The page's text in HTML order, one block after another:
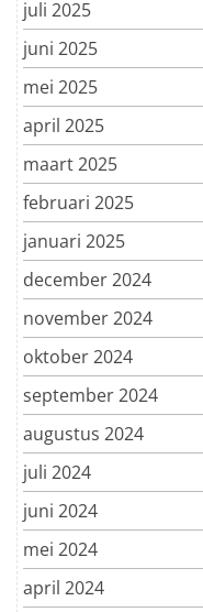
juli 2025
juni 2025
mei 2025
april 2025
maart 2025
februari 2025
januari 2025
december 2024
november 2024
oktober 2024
september 2024
augustus 2024
juli 2024
juni 2024
mei 2024
april 2024